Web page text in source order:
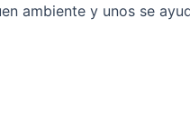
ambiente y unos se